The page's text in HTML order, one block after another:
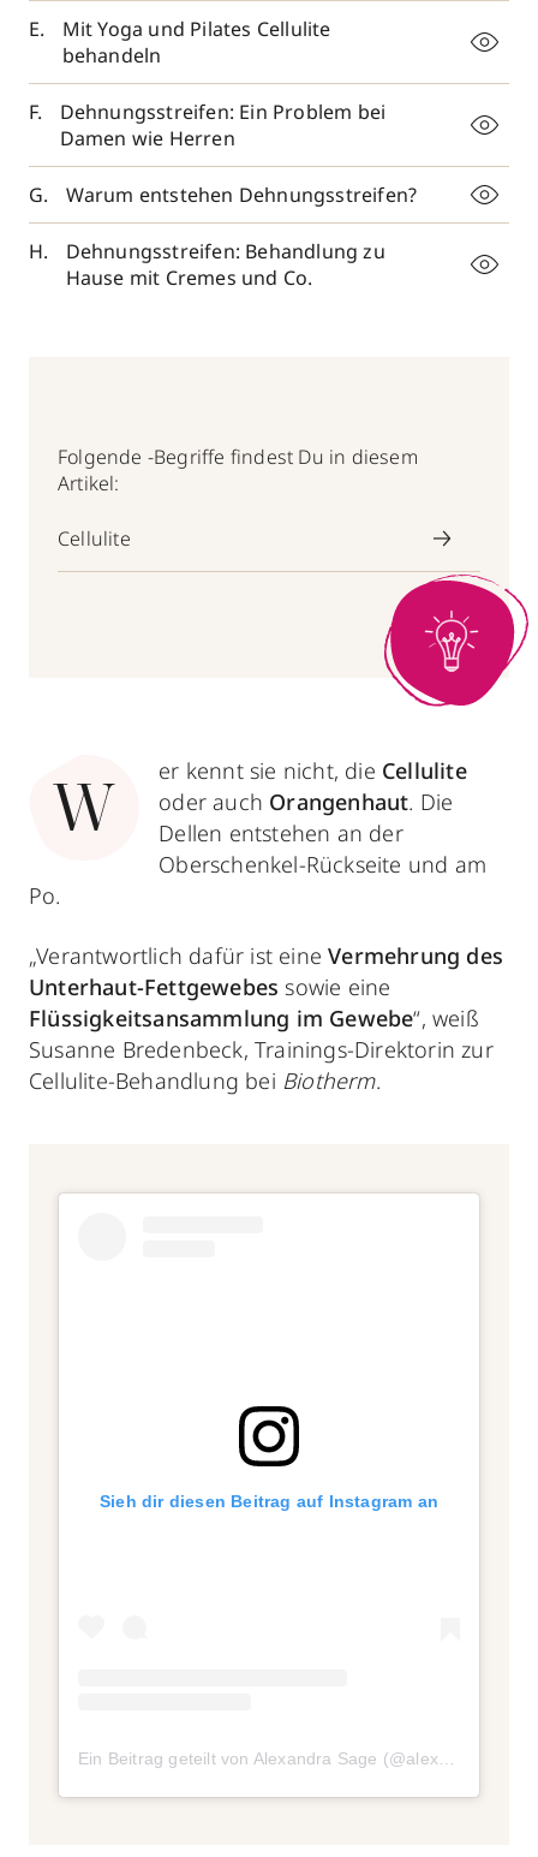
Mit Yoga und Pilates Cellulite
behandeln
Dehnungsstreifen: Ein Problem bei
Damen wie Herren
Warum entstehen Dehnungsstreifen?
Dehnungsstreifen: Behandlung zu
Hause mit Cremes und Co.
Folgende -Begriffe findest Du in diesem
Artikel:
Cellulite
W
er kennt sie nicht, die Cellulite
oder auch Orangenhaut. Die
Dellen entstehen an der
Oberschenkel-Rückseite und am
Po.
„Verantwortlich dafür ist eineVermehrung des
Unterhaut-Fettgewebes sowie eine
Flüssigkeitsansammlung im Gewebe“, weiß
Susanne Bredenbeck, Trainings-Direktorin zur
Cellulite-Behandlung bei Biotherm.
Sieh dir diesen Beitrag auf Instagram an